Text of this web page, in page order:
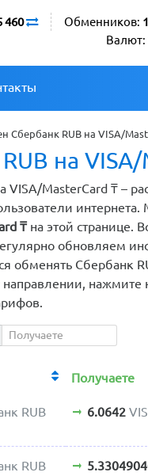
Обменников:
Валют:
460
Сбербанк RUB на VISA/
на VISA/
VISA/MasterCard ₸ –
₸на этой странице.
обновляем
обменять Сбербанк
нажмите
Получаете
RUB 6.0642
RUB